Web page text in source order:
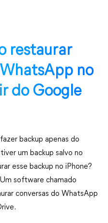
restaurar
no
do Google
backup apenas do
um backup salvo no
esse backup no iPhone?
software chamado
conversas do WhatsApp